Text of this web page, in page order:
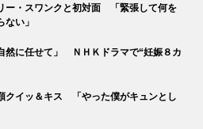
ー・スワンクと初対面 「緊張して何を
い」
然に任せて」 ＮＨＫドラマで“妊娠８カ
クイッ＆キス 「やった僕がキュンとし